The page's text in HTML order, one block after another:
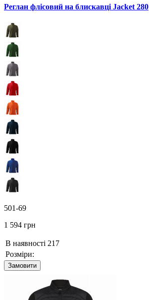
Реглан флісовий на блискавці Jacket 280
501-69
1 594 грн
В наявності 217
Розміри:
Замовити